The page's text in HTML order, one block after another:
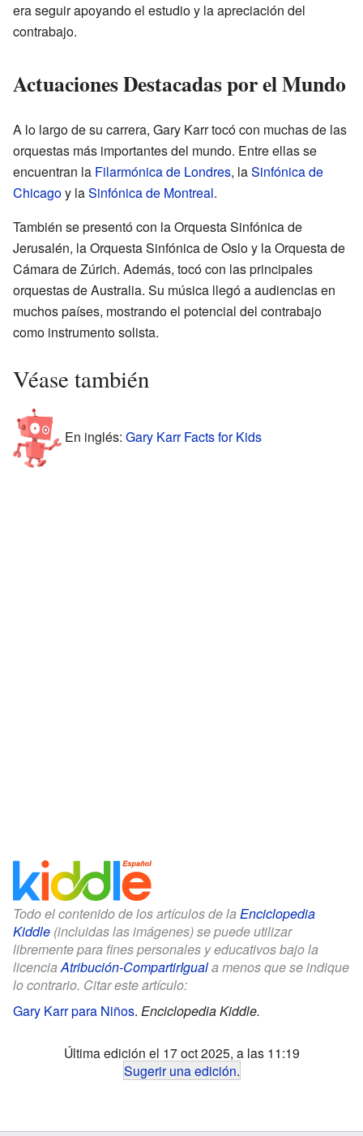
era seguir apoyando el estudio y la apreciación del
contrabajo.
Actuaciones Destacadas por el Mundo
A lo largo de su carrera, Gary Karr tocó con muchas de las
orquestas más importantes del mundo. Entre ellas se
encuentran la Filarmónica de Londres, laSinfónica de
Chicagoy laSinfónica de Montreal.
También se presentó con la Orquesta Sinfónica de
Jerusalén, la Orquesta Sinfónica de Oslo y la Orquesta de
Cámara de Zúrich. Además, tocó con las principales
orquestas de Australia. Su música llegó a audiencias en
muchos países, mostrando el potencial del contrabajo
como instrumento solista.
Véase también
En inglés: Gary Karr Facts for Kids
Todo el contenido de los artículos de la Enciclopedia
Kiddle (incluidas las imágenes) se puede utilizar
libremente para fines personales y educativos bajo la
licenciaAtribución-CompartirIguala menos que se indique
lo contrario. Citar este artículo:
Gary Karr para Niños. Enciclopedia Kiddle.
Última edición el 17 oct 2025, a las 11:19
Sugerir una edición.